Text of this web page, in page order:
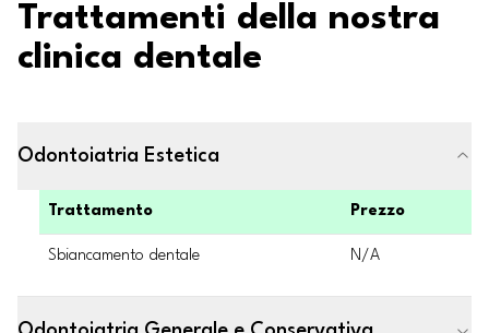
Trattamenti della nostra
clinica dentale
Odontoiatria Estetica
Trattamento Prezzo
Sbiancamento dentale N/A